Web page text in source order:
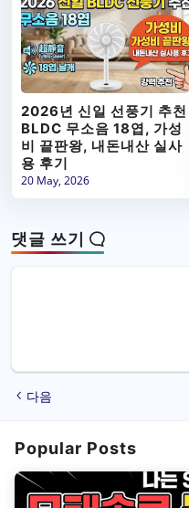
2026년 신일 선풍기 추천
BLDC 무소음 18엽, 가성
비 끝판왕, 내돈내산 실사
용 후기
20 May, 2026
댓글 쓰기
다음
Popular Posts